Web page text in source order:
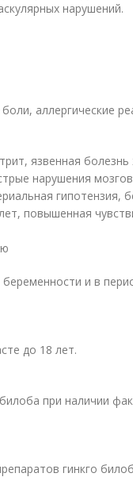
нарушений.
аллергические
язвенная болезнь
нарушения
гипотензия,
повышенная
и в
до 18 лет.
при наличии
гинкго